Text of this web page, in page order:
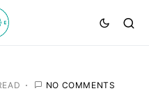
NO COMMENTS